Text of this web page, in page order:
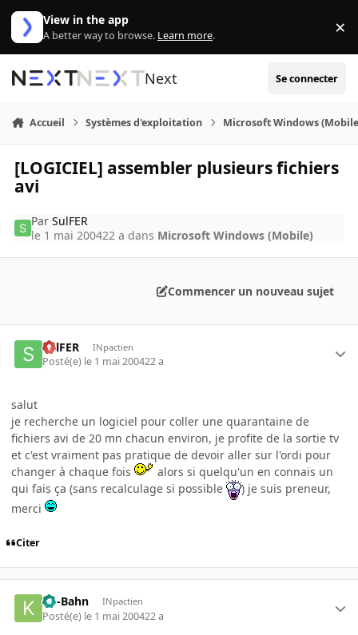
Aller au contenu
View in the app
A better way to browse. Learn more. ×
Next Se connecter
Accueil Systèmes d'exploitation Microsoft Windows
[LOGICIEL] assembler plusieurs fichiers
avi
ParSulFER
le 1 mai 200422 a dans Microsoft Windows (Mobile)
Commencer un nouveau sujet
SulFER INpactien
Posté(e) le 1 mai 200422 a
salut
je recherche un logiciel pour coller une quarantaine de
fichiers avi de 20 mn chacun environ, je profite de la sortie tv
et c'est vraiment pas pratique de devoir aller sur l'ordi pour
changer à chaque fois
alors si quelqu'un en connais un
qui fais ça (sans recalculage si possible
) je suis preneur,
merci
Citer
Ko-Bahn INpactien
Posté(e) le 1 mai 200422 a